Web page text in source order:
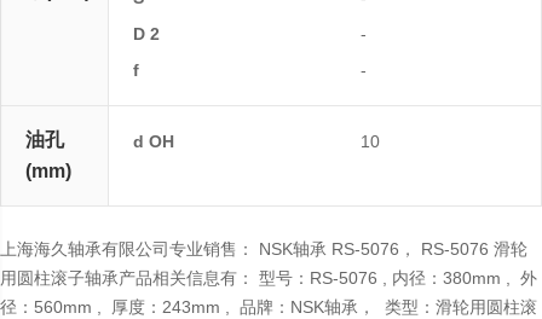
D 2
-
f
-
油孔
(mm)
d OH 10
上海海久轴承有限公司专业销售： NSK轴承 RS-5076， RS-5076 滑轮
用圆柱滚子轴承产品相关信息有： 型号：RS-5076 , 内径：380mm , 外
径：560mm , 厚度：243mm , 品牌：NSK轴承， 类型：滑轮用圆柱滚